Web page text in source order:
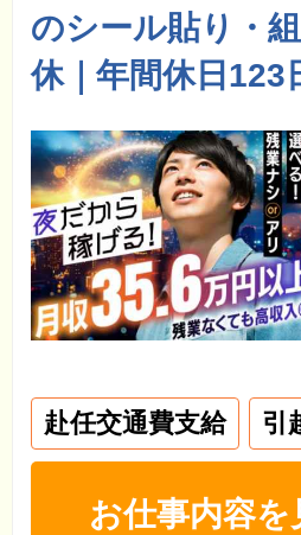
のシール貼り・
休｜年間休日123
赴任交通費支給 引
お仕事内容を